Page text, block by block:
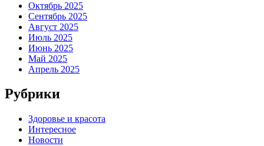
Октябрь 2025
Сентябрь 2025
Август 2025
Июль 2025
Июнь 2025
Май 2025
Апрель 2025
Рубрики
Здоровье и красота
Интересное
Новости